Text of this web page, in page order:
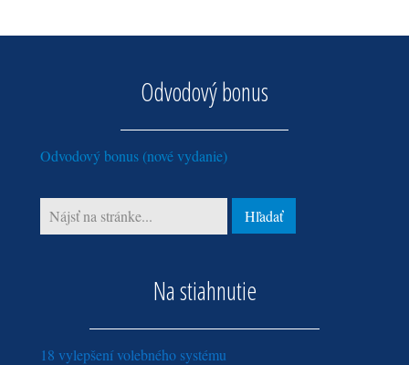
február (10)
Odvodový bonus
Odvodový bonus (nové vydanie)
Na stiahnutie
18 vylepšení volebného systému